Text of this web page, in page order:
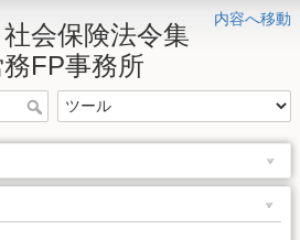
内容へ移動
会保険法令集
務FP事務所